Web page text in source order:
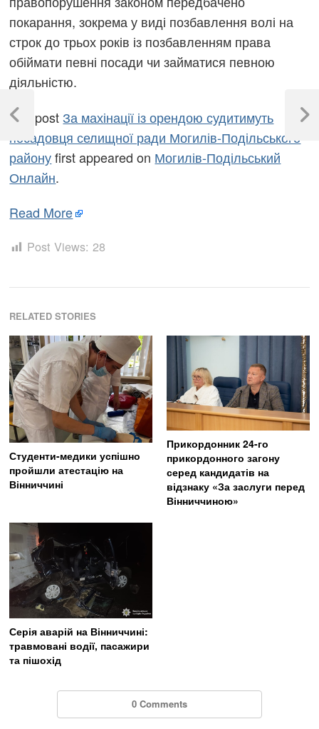
покарання, зокрема у виді позбавлення волі на
строк до трьох років із позбавленням права
обіймати певні посади чи займатися певною
діяльністю.
The postЗа махінації із орендою судитимуть
посадовця селищної ради Могилів-Подільського
районуfirst appeared on Могилів-Подільський
Онлайн.
Read More
Post Views: 28
RELATED STORIES
Студенти-медики успішно
пройшли атестацію на
Вінниччині
Прикордонник 24-го
прикордонного загону
серед кандидатів на
відзнаку «За заслуги перед
Вінниччиною»
Серія аварій на Вінниччині:
травмовані водії, пасажири
та пішохід
0 Comments
записів
Previous
Next
Post